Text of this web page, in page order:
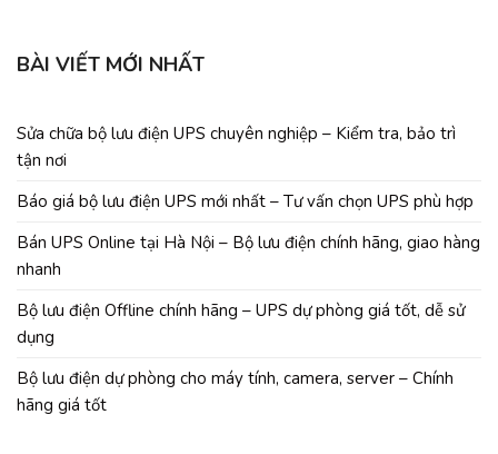
BÀI VIẾT MỚI NHẤT
Sửa chữa bộ lưu điện UPS chuyên nghiệp – Kiểm tra, bảo trì
tận nơi
Báo giá bộ lưu điện UPS mới nhất – Tư vấn chọn UPS phù hợp
Bán UPS Online tại Hà Nội – Bộ lưu điện chính hãng, giao hàng
nhanh
Bộ lưu điện Offline chính hãng – UPS dự phòng giá tốt, dễ sử
dụng
Bộ lưu điện dự phòng cho máy tính, camera, server – Chính
hãng giá tốt